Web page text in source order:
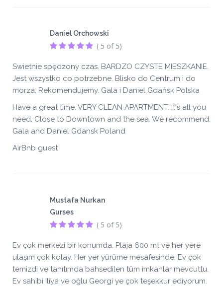
Daniel Orchowski
( 5 of 5)
Swietnie spędzony czas. BARDZO CZYSTE MIESZKANIE.
Jest wszystko co potrzebne. Blisko do Centrum i do
morza. Rekomendujemy. Gala i Daniel Gdańsk Polska
Have a great time. VERY CLEAN APARTMENT. It's all you
need. Close to Downtown and the sea. We recommend.
Gala and Daniel Gdansk Poland
AirBnb guest
Mustafa Nurkan
Gurses
( 5 of 5)
Ev çok merkezi bir konumda. Plaja 600 mt ve her yere
ulaşım çok kolay. Her yer yürüme mesafesinde. Ev çok
temizdi ve tanıtımda bahsedilen tüm imkanlar mevcuttu.
Ev sahibi Iliya ve oğlu Georgi ye çok teşekkür ediyorum.